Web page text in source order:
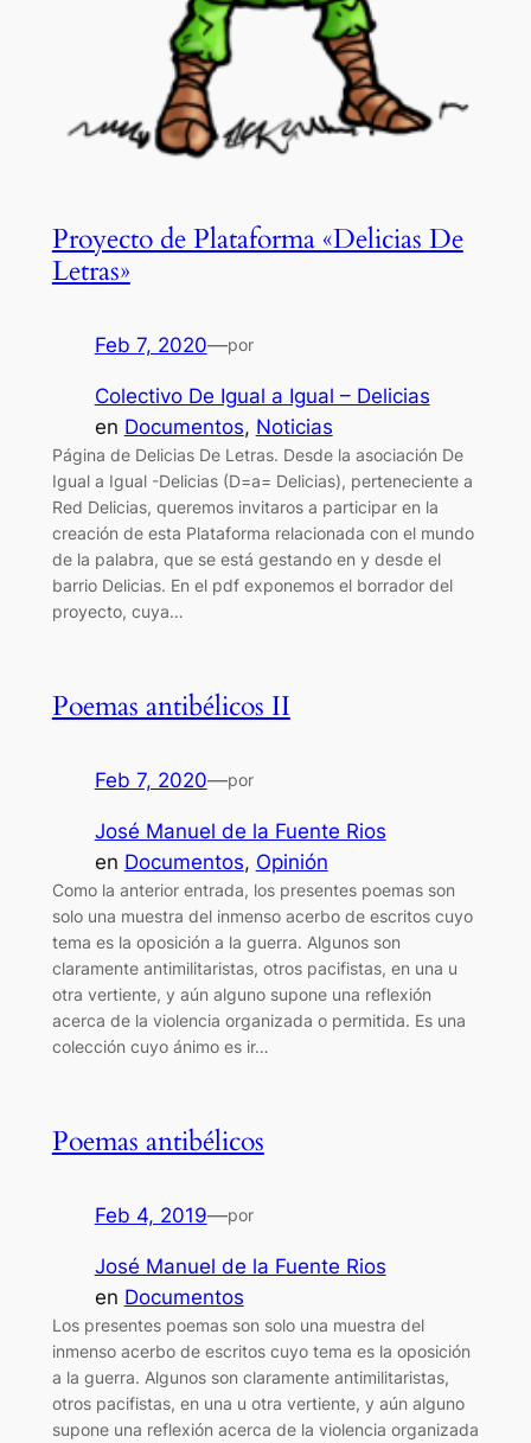
Proyecto de Plataforma «Delicias De
Letras»
Feb 7, 2020—por
Colectivo De Igual a Igual – Delicias
en Documentos, Noticias
Página de Delicias De Letras. Desde la asociación De
Igual a Igual -Delicias (D=a= Delicias), perteneciente a
Red Delicias, queremos invitaros a participar en la
creación de esta Plataforma relacionada con el mundo
de la palabra, que se está gestando en y desde el
barrio Delicias. En el pdf exponemos el borrador del
proyecto, cuya…
Poemas antibélicos II
Feb 7, 2020—por
José Manuel de la Fuente Rios
en Documentos, Opinión
Como la anterior entrada, los presentes poemas son
solo una muestra del inmenso acerbo de escritos cuyo
tema es la oposición a la guerra. Algunos son
claramente antimilitaristas, otros pacifistas, en una u
otra vertiente, y aún alguno supone una reflexión
acerca de la violencia organizada o permitida. Es una
colección cuyo ánimo es ir…
Poemas antibélicos
Feb 4, 2019—por
José Manuel de la Fuente Rios
en Documentos
Los presentes poemas son solo una muestra del
inmenso acerbo de escritos cuyo tema es la oposición
a la guerra. Algunos son claramente antimilitaristas,
otros pacifistas, en una u otra vertiente, y aún alguno
supone una reflexión acerca de la violencia organizada